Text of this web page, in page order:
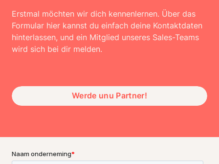
Erstmal möchten wir dich kennenlernen. Über das
Formular hier kannst du einfach deine Kontaktdaten
hinterlassen, und ein Mitglied unseres Sales-Teams
wird sich bei dir melden.
Werde unu Partner!